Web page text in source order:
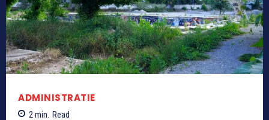
ADMINISTRATIE
2 min. Read